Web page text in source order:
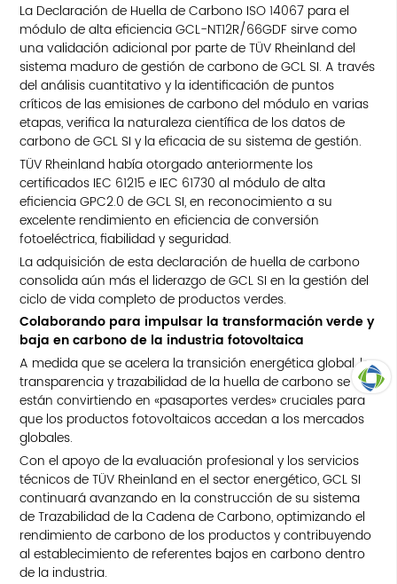
ARRIBA
La Declaración de Huella de Carbono ISO 14067 para el
módulo de alta eficiencia GCL-NT12R/66GDF sirve como
una validación adicional por parte de TÜV Rheinland del
sistema maduro de gestión de carbono de GCL SI. A través
del análisis cuantitativo y la identificación de puntos
críticos de las emisiones de carbono del módulo en varias
etapas, verifica la naturaleza científica de los datos de
carbono de GCL SI y la eficacia de su sistema de gestión.
TÜV Rheinland había otorgado anteriormente los
certificados IEC 61215 e IEC 61730 al módulo de alta
eficiencia GPC2.0 de GCL SI, en reconocimiento a su
excelente rendimiento en eficiencia de conversión
fotoeléctrica, fiabilidad y seguridad.
La adquisición de esta declaración de huella de carbono
consolida aún más el liderazgo de GCL SI en la gestión del
ciclo de vida completo de productos verdes.
Colaborando para impulsar la transformación verde y
baja en carbono de la industria fotovoltaica
A medida que se acelera la transición energética global, la
transparencia y trazabilidad de la huella de carbono se
están convirtiendo en «pasaportes verdes» cruciales para
que los productos fotovoltaicos accedan a los mercados
globales.
Con el apoyo de la evaluación profesional y los servicios
técnicos de TÜV Rheinland en el sector energético, GCL SI
continuará avanzando en la construcción de su sistema
de Trazabilidad de la Cadena de Carbono, optimizando el
rendimiento de carbono de los productos y contribuyendo
al establecimiento de referentes bajos en carbono dentro
de la industria.